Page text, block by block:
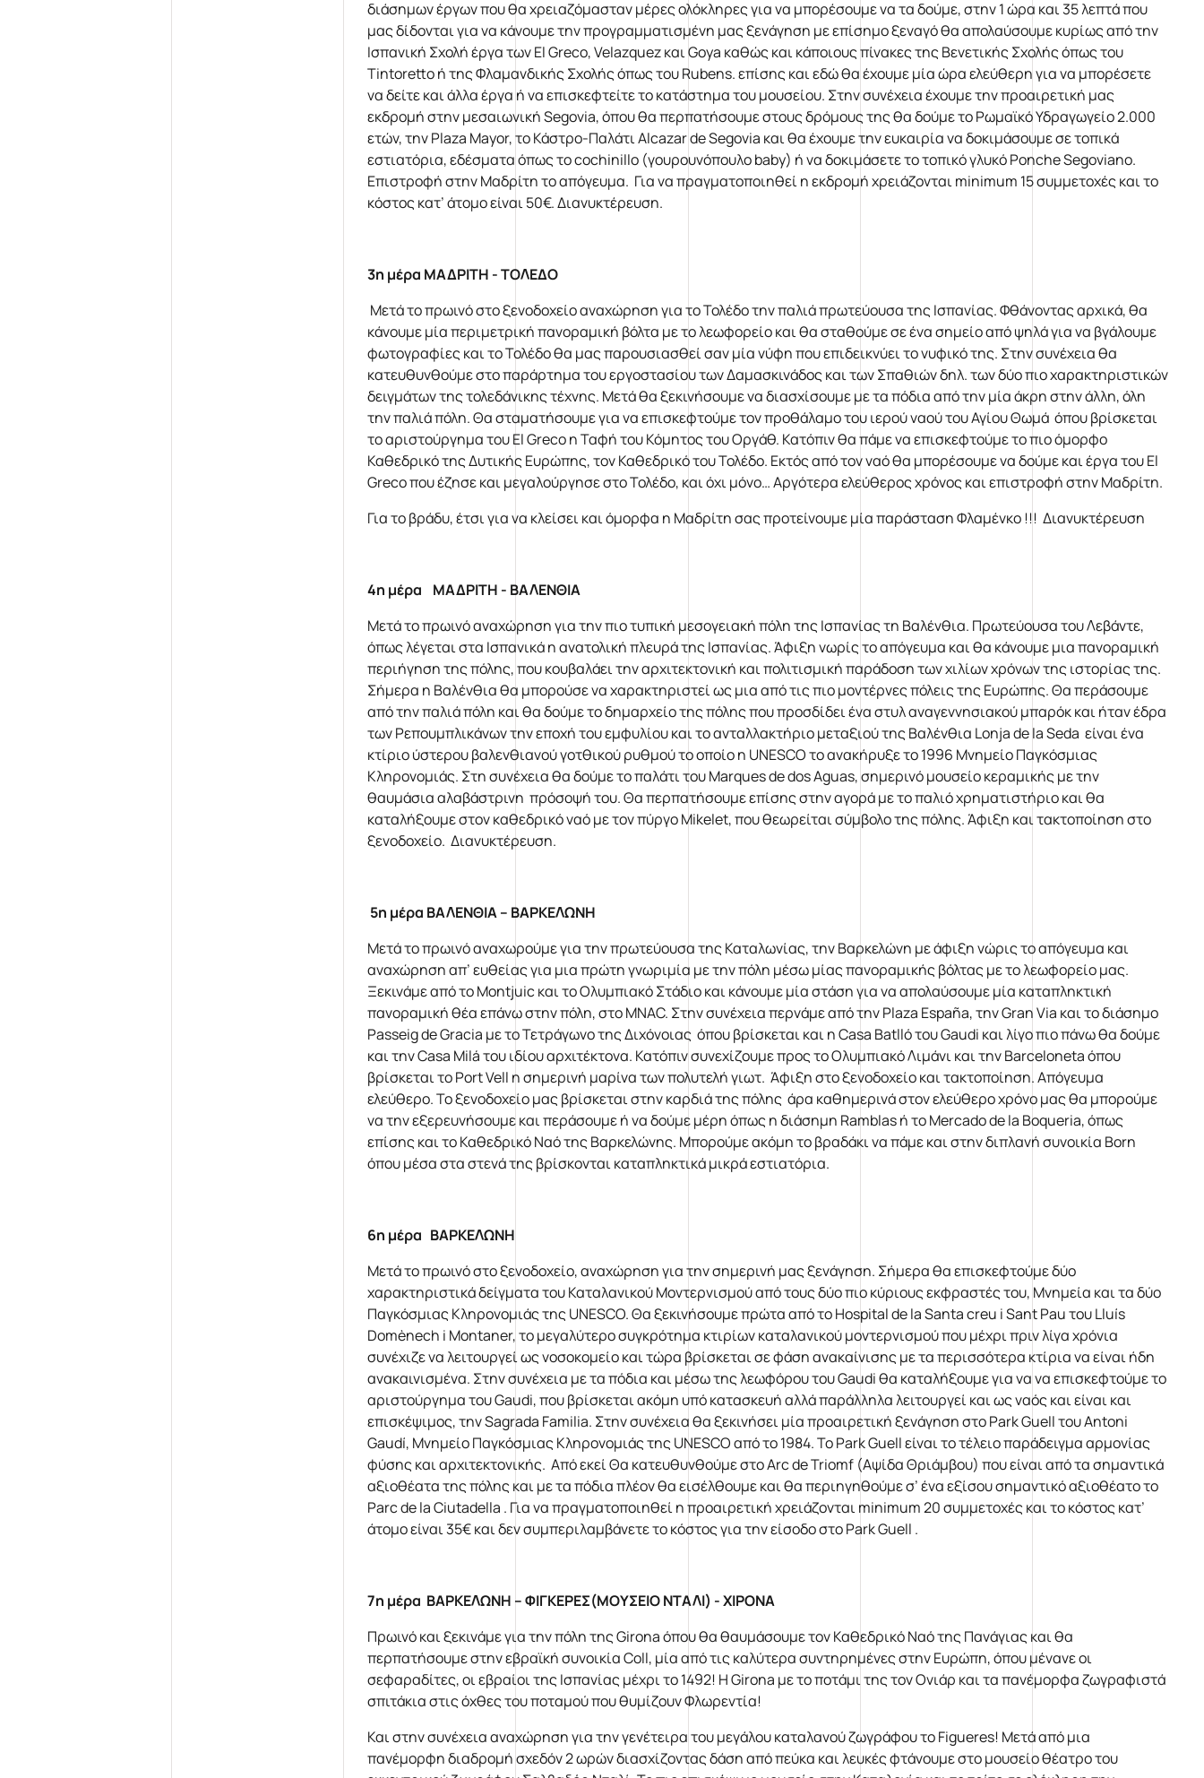
διάσημων έργων που θα χρειαζόμασταν μέρες ολόκληρες για να μπορέσουμε να τα δούμε, στην 1 ώρα και 35 λεπτά που
μας δίδονται για να κάνουμε την προγραμματισμένη μας ξενάγηση με επίσημο ξεναγό θα απολαύσουμε κυρίως από την
Ισπανική Σχολή έργα των El Greco, Velazquez και Goya καθώς και κάποιους πίνακες της Βενετικής Σχολής όπως του
Tintoretto ή της Φλαμανδικής Σχολής όπως του Rubens. επίσης και εδώ θα έχουμε μία ώρα ελεύθερη για να μπορέσετε
να δείτε και άλλα έργα ή να επισκεφτείτε το κατάστημα του μουσείου. Στην συνέχεια έχουμε την προαιρετική μας
εκδρομή στην μεσαιωνική Segovia, όπου θα περπατήσουμε στους δρόμους της θα δούμε το Ρωμαϊκό Υδραγωγείο 2.000
ετών, την Plaza Mayor, το Κάστρο-Παλάτι Alcazar de Segovia και θα έχουμε την ευκαιρία να δοκιμάσουμε σε τοπικά
εστιατόρια, εδέσματα όπως το cochinillo (γουρουνόπουλο baby) ή να δοκιμάσετε το τοπικό γλυκό Ponche Segoviano.
Επιστροφή στην Μαδρίτη το απόγευμα. Για να πραγματοποιηθεί η εκδρομή χρειάζονται minimum 15 συμμετοχές και το
κόστος κατ’ άτομο είναι 50€. Διανυκτέρευση.
3η μέρα ΜΑΔΡΙΤΗ - ΤΟΛΕΔΟ
Μετά το πρωινό στο ξενοδοχείο αναχώρηση για το Τολέδο την παλιά πρωτεύουσα της Ισπανίας. Φθάνοντας αρχικά, θα
κάνουμε μία περιμετρική πανοραμική βόλτα με το λεωφορείο και θα σταθούμε σε ένα σημείο από ψηλά για να βγάλουμε
φωτογραφίες και το Τολέδο θα μας παρουσιασθεί σαν μία νύφη που επιδεικνύει το νυφικό της. Στην συνέχεια θα
κατευθυνθούμε στο παράρτημα του εργοστασίου των Δαμασκινάδος και των Σπαθιών δηλ. των δύο πιο χαρακτηριστικών
δειγμάτων της τολεδάνικης τέχνης. Μετά θα ξεκινήσουμε να διασχίσουμε με τα πόδια από την μία άκρη στην άλλη, όλη
την παλιά πόλη. Θα σταματήσουμε για να επισκεφτούμε τον προθάλαμο του ιερού ναού του Αγίου Θωμά όπου βρίσκεται
το αριστούργημα του El Greco η Ταφή του Κόμητος του Οργάθ. Κατόπιν θα πάμε να επισκεφτούμε το πιο όμορφο
Καθεδρικό της Δυτικής Ευρώπης, τον Καθεδρικό του Τολέδο. Εκτός από τον ναό θα μπορέσουμε να δούμε και έργα του El
Greco που έζησε και μεγαλούργησε στο Τολέδο, και όχι μόνο… Αργότερα ελεύθερος χρόνος και επιστροφή στην Μαδρίτη.
Για το βράδυ, έτσι για να κλείσει και όμορφα η Μαδρίτη σας προτείνουμε μία παράσταση Φλαμένκο !!! Διανυκτέρευση
4η μέρα ΜΑΔΡΙΤΗ - ΒΑΛΕΝΘΙΑ
Μετά το πρωινό αναχώρηση για την πιο τυπική μεσογειακή πόλη της Ισπανίας τη Βαλένθια. Πρωτεύουσα του Λεβάντε,
όπως λέγεται στα Ισπανικά η ανατολική πλευρά της Ισπανίας. Άφιξη νωρίς το απόγευμα και θα κάνουμε μια πανοραμική
περιήγηση της πόλης, που κουβαλάει την αρχιτεκτονική και πολιτισμική παράδοση των χιλίων χρόνων της ιστορίας της.
Σήμερα η Βαλένθια θα μπορούσε να χαρακτηριστεί ως μια από τις πιο μοντέρνες πόλεις της Ευρώπης. Θα περάσουμε
από την παλιά πόλη και θα δούμε το δημαρχείο της πόλης που προσδίδει ένα στυλ αναγεννησιακού μπαρόκ και ήταν έδρα
των Ρεπουμπλικάνων την εποχή του εμφυλίου και το ανταλλακτήριο μεταξιού της Βαλένθια Lonja de la Seda είναι ένα
κτίριο ύστερου βαλενθιανού γοτθικού ρυθμού το οποίο η UNESCO το ανακήρυξε το 1996 Μνημείο Παγκόσμιας
Κληρονομιάς. Στη συνέχεια θα δούμε το παλάτι του Marques de dos Aguas, σημερινό μουσείο κεραμικής με την
θαυμάσια αλαβάστρινη πρόσοψή του. Θα περπατήσουμε επίσης στην αγορά με το παλιό χρηματιστήριο και θα
καταλήξουμε στον καθεδρικό ναό με τον πύργο Mikelet, που θεωρείται σύμβολο της πόλης. Άφιξη και τακτοποίηση στο
ξενοδοχείο. Διανυκτέρευση.
5η μέρα ΒΑΛΕΝΘΙΑ – ΒΑΡΚΕΛΩΝΗ
Μετά το πρωινό αναχωρούμε για την πρωτεύουσα της Καταλωνίας, την Βαρκελώνη με άφιξη νώρις το απόγευμα και
αναχώρηση απ’ ευθείας για μια πρώτη γνωριμία με την πόλη μέσω μίας πανοραμικής βόλτας με το λεωφορείο μας.
Ξεκινάμε από το Montjuic και το Ολυμπιακό Στάδιο και κάνουμε μία στάση για να απολαύσουμε μία καταπληκτική
πανοραμική θέα επάνω στην πόλη, στο MNAC. Στην συνέχεια περνάμε από την Plaza España, την Gran Via και το διάσημο
Passeig de Gracia με το Τετράγωνο της Διχόνοιας όπου βρίσκεται και η Casa Batlló του Gaudi και λίγο πιο πάνω θα δούμε
και την Casa Milá του ιδίου αρχιτέκτονα. Κατόπιν συνεχίζουμε προς το Ολυμπιακό Λιμάνι και την Barceloneta όπου
βρίσκεται το Port Vell η σημερινή μαρίνα των πολυτελή γιωτ. Άφιξη στο ξενοδοχείο και τακτοποίηση. Απόγευμα
ελεύθερο. Το ξενοδοχείο μας βρίσκεται στην καρδιά της πόλης άρα καθημερινά στον ελεύθερο χρόνο μας θα μπορούμε
να την εξερευνήσουμε και περάσουμε ή να δούμε μέρη όπως η διάσημη Ramblas ή το Mercado de la Boqueria, όπως
επίσης και το Καθεδρικό Ναό της Βαρκελώνης. Μπορούμε ακόμη το βραδάκι να πάμε και στην διπλανή συνοικία Born
όπου μέσα στα στενά της βρίσκονται καταπληκτικά μικρά εστιατόρια.
6η μέρα ΒΑΡΚΕΛΩΝΗ
Μετά το πρωινό στο ξενοδοχείο, αναχώρηση για την σημερινή μας ξενάγηση. Σήμερα θα επισκεφτούμε δύο
χαρακτηριστικά δείγματα του Καταλανικού Μοντερνισμού από τους δύο πιο κύριους εκφραστές του, Μνημεία και τα δύο
Παγκόσμιας Κληρονομιάς της UNESCO. Θα ξεκινήσουμε πρώτα από το Hospital de la Santa creu i Sant Pau του Lluís
Domènech i Montaner, το μεγαλύτερο συγκρότημα κτιρίων καταλανικού μοντερνισμού που μέχρι πριν λίγα χρόνια
συνέχιζε να λειτουργεί ως νοσοκομείο και τώρα βρίσκεται σε φάση ανακαίνισης με τα περισσότερα κτίρια να είναι ήδη
ανακαινισμένα. Στην συνέχεια με τα πόδια και μέσω της λεωφόρου του Gaudi θα καταλήξουμε για να να επισκεφτούμε το
αριστούργημα του Gaudi, που βρίσκεται ακόμη υπό κατασκευή αλλά παράλληλα λειτουργεί και ως ναός και είναι και
επισκέψιμος, την Sagrada Familia. Στην συνέχεια θα ξεκινήσει μία προαιρετική ξενάγηση στο Park Guell του Antoni
Gaudí, Μνημείο Παγκόσμιας Κληρονομιάς της UNESCO από το 1984. Το Park Guell είναι το τέλειο παράδειγμα αρμονίας
φύσης και αρχιτεκτονικής. Από εκεί Θα κατευθυνθούμε στο Arc de Triomf (Αψίδα Θριάμβου) που είναι από τα σημαντικά
αξιοθέατα της πόλης και με τα πόδια πλέον θα εισέλθουμε και θα περιηγηθούμε σ’ ένα εξίσου σημαντικό αξιοθέατο το
Parc de la Ciutadella . Για να πραγματοποιηθεί η προαιρετική χρειάζονται minimum 20 συμμετοχές και το κόστος κατ’
άτομο είναι 35€ και δεν συμπεριλαμβάνετε το κόστος για την είσοδο στο Park Guell .
7η μέρα ΒΑΡΚΕΛΩΝΗ – ΦΙΓΚΕΡΕΣ(ΜΟΥΣΕΙΟ ΝΤΑΛΙ) - ΧΙΡΟΝΑ
Πρωινό και ξεκινάμε για την πόλη της Girona όπου θα θαυμάσουμε τον Καθεδρικό Ναό της Πανάγιας και θα
περπατήσουμε στην εβραϊκή συνοικία Coll, μία από τις καλύτερα συντηρημένες στην Ευρώπη, όπου μένανε οι
σεφαραδίτες, οι εβραίοι της Ισπανίας μέχρι το 1492! Η Girona με το ποτάμι της τον Ονιάρ και τα πανέμορφα ζωγραφιστά
σπιτάκια στις όχθες του ποταμού που θυμίζουν Φλωρεντία!
Και στην συνέχεια αναχώρηση για την γενέτειρα του μεγάλου καταλανού ζωγράφου το Figueres! Μετά από μια
πανέμορφη διαδρομή σχεδόν 2 ωρών διασχίζοντας δάση από πεύκα και λευκές φτάνουμε στο μουσείο θέατρο του